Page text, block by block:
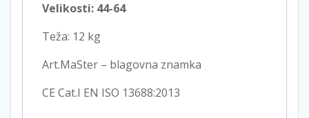
Velikosti: 44-64
Teža: 12 kg
Art.MaSter – blagovna znamka
CE Cat.I EN ISO 13688:2013